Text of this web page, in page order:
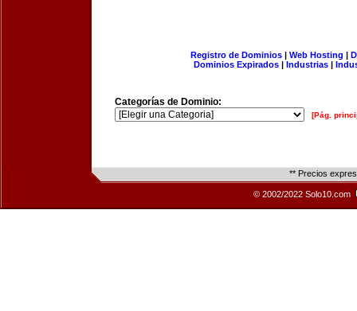
Registro de Dominios| Web Hosting |
Dominios Expirados | Industrias |
Categorías de Dominio:
[Pág.
** Precios
© 2002/2022 Solo10.com